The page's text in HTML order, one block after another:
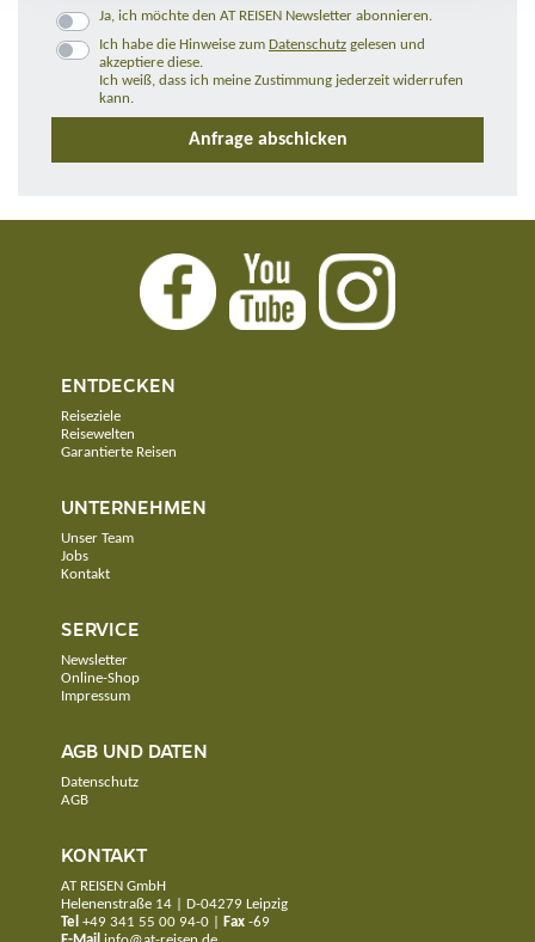
Ja, ich möchte den AT REISEN Newsletter abonnieren.
Ich habe die Hinweise zum Datenschutz gelesen und
akzeptiere diese.
Ich weiß, dass ich meine Zustimmung jederzeit widerrufen
kann.
ENTDECKEN
Reiseziele
Reisewelten
Garantierte Reisen
UNTERNEHMEN
Unser Team
Jobs
Kontakt
SERVICE
Newsletter
Online-Shop
Impressum
AGB UND DATEN
Datenschutz
AGB
KONTAKT
AT REISEN GmbH
Helenenstraße 14 | D-04279 Leipzig
Tel +49 341 55 00 94-0 Fax -69